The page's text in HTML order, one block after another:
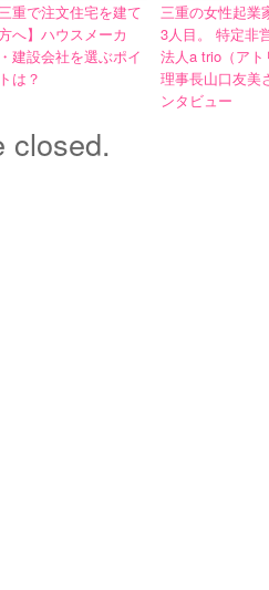
三重で注文住宅を建て
へ】ハウスメーカ
建設会社を選ぶポイ
は？
三重の女性起業
3人目。 特定非
法人a trio（ア
理事長山口友美
ンタビュー
closed.